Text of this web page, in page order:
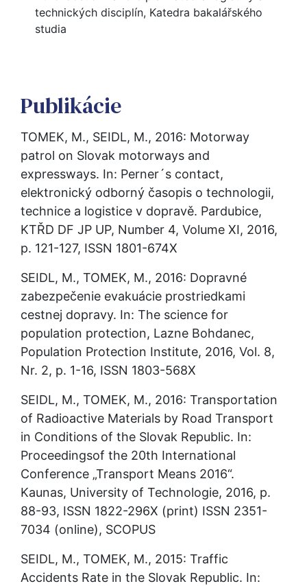
technických disciplín, Katedra bakalářského
studia
Publikácie
TOMEK, M., SEIDL, M., 2016: Motorway
patrol on Slovak motorways and
expressways. In: Perner´s contact,
elektronický odborný časopis o technologii,
technice a logistice v dopravě. Pardubice,
KTŘD DF JP UP, Number 4, Volume XI, 2016,
p. 121-127, ISSN 1801-674X
SEIDL, M., TOMEK, M., 2016: Dopravné
zabezpečenie evakuácie prostriedkami
cestnej dopravy. In: The science for
population protection, Lazne Bohdanec,
Population Protection Institute, 2016, Vol. 8,
Nr. 2, p. 1-16, ISSN 1803-568X
SEIDL, M., TOMEK, M., 2016: Transportation
of Radioactive Materials by Road Transport
in Conditions of the Slovak Republic. In:
Proceedingsof the 20th International
Conference „Transport Means 2016“.
Kaunas, University of Technologie, 2016, p.
88-93, ISSN 1822-296X (print) ISSN 2351-
7034 (online), SCOPUS
SEIDL, M., TOMEK, M., 2015: Traffic
Accidents Rate in the Slovak Republic. In: